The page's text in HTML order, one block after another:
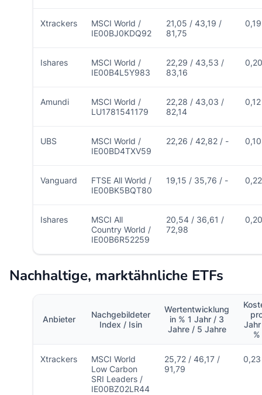
Xtrackers
MSCI World /
IE00BJ0KDQ92
21,05 / 43,19 /
81,75
0,19
Ishares
MSCI World /
IE00B4L5Y983
22,29 / 43,53 /
83,16
0,20
Amundi
MSCI World /
LU1781541179
22,28 / 43,03 /
82,14
0,12
UBS
MSCI World /
IE00BD4TXV59
22,26 / 42,82 / - 0,10
Vanguard
FTSE All World /
IE00BK5BQT80
19,15 / 35,76 / - 0,22
Ishares
MSCI All
Country World /
IE00B6R52259
20,54 / 36,61 /
72,98
0,20
Nachhaltige, marktähnliche ETFs
Anbieter
Nachgebildeter
Index / Isin
Wertentwicklung
in % 1 Jahr / 3
Jahre / 5 Jahre
Jahr
%
Xtrackers
MSCI World
Low Carbon
SRI Leaders /
IE00BZ02LR44
25,72 / 46,17 /
91,79
0,23